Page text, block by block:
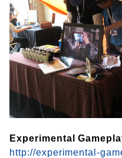
Experimental
http://experimental-